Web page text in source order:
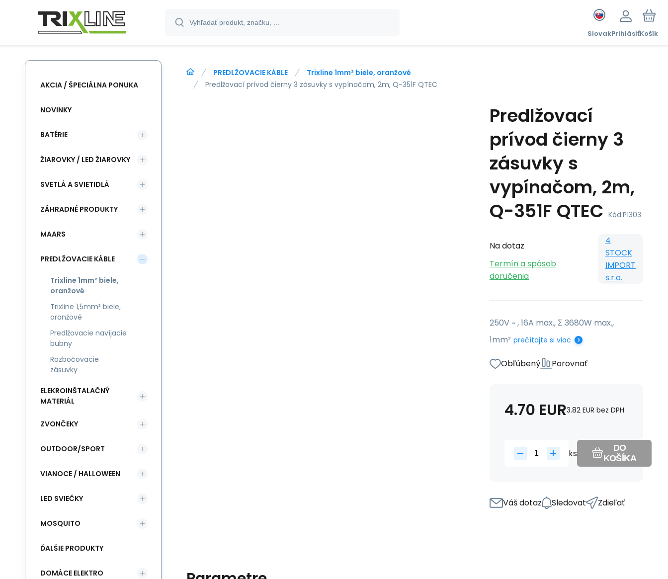
SlovakPrihlásiťKošík
PREDLŽOVACIE KÁBLE
Trixline 1mm² biele, oranžové
Predlžovací prívod čierny 3 zásuvky s vypínačom, 2m, Q-351F QTEC
Predlžovací
prívod čierny 3
zásuvky s
vypínačom, 2m,
Q-351F QTEC Kód:P1303
Na dotaz
Termín a spôsob
doručenia
4
STOCK
IMPORT
s.r.o.
250V ~ , 16A max., Σ 3680W max.,
1mm² prečítajte si viac
Obľúbený Porovnať
4.70 EUR3.82 EUR bez DPH
ks
DO
KOŠÍKA
Váš dotaz Sledovat Zdieľať
AKCIA / ŠPECIÁLNA PONUKA
NOVINKY
BATÉRIE
ŽIAROVKY / LED ŽIAROVKY
SVETLÁ A SVIETIDLÁ
ZÁHRADNÉ PRODUKTY
MAARS
PREDLŽOVACIE KÁBLE
Trixline 1mm² biele,
oranžové
Trixline 1,5mm² biele,
oranžové
Predlžovacie navíjacie
bubny
Rozbočovacie
zásuvky
ELEKROINŠTALAČNÝ
MATERIÁL
ZVONČEKY
OUTDOOR/SPORT
VIANOCE / HALLOWEEN
LED SVIEČKY
MOSQUITO
ĎALŠIE PRODUKTY
DOMÁCE ELEKTRO